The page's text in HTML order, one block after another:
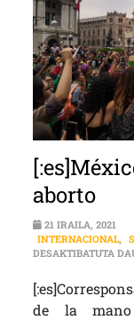
aborto
21 IRAILA, 2021
INTERNACIONAL,
DESAKTIBATUTA
de la